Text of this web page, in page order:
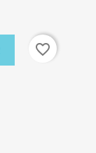
favorite_border